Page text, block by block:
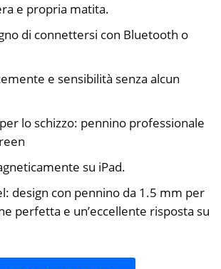
e propria matita.
di connettersi con Bluetooth o
e sensibilità senza alcun
lo schizzo: pennino professionale
su iPad.
design con pennino da 1.5 mm per
perfetta e un’eccellente risposta su